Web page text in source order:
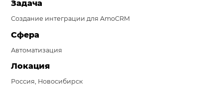
Система продаж для мебельного бизнеса
Система продаж для туристического бизнеса
Повышение конверсии сайтов
Задача
Создание интеграции для AmoCRM
Сфера
Автоматизация
Локация
Россия, Новосибирск